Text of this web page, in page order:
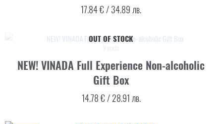
17.84€/34.89лв.
OUT OF STOCK
NEW! VINADA Full Experience Non-alcoholic
Gift Box
14.78€/28.91лв.